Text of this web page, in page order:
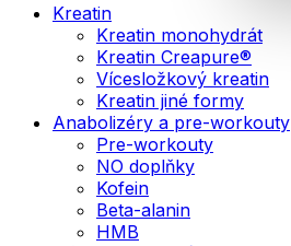
Kreatin
Kreatin monohydrát
Kreatin Creapure®
Vícesložkový kreatin
Kreatin jiné formy
Anabolizéry a pre-workouty
Pre-workouty
NO doplňky
Kofein
Beta-alanin
HMB